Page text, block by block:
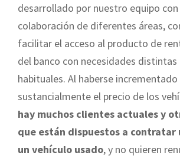
desarrollado por nuestro equipo con
colaboración de diferentes áreas,
facilitar el acceso al producto de
del banco con necesidades distintas
habituales. Al haberse incrementado
sustancialmente el precio de los
hay muchos clientes actuales y
que están dispuestos a contratar
un vehículo usado, y no quieren